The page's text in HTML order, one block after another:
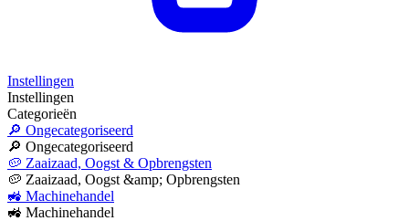
Instellingen
Instellingen
Categorieën
🔎 Ongecategoriseerd
🔎 Ongecategoriseerd
🥔 Zaaizaad, Oogst & Opbrengsten
🥔 Zaaizaad, Oogst &amp; Opbrengsten
🚜 Machinehandel
🚜 Machinehandel